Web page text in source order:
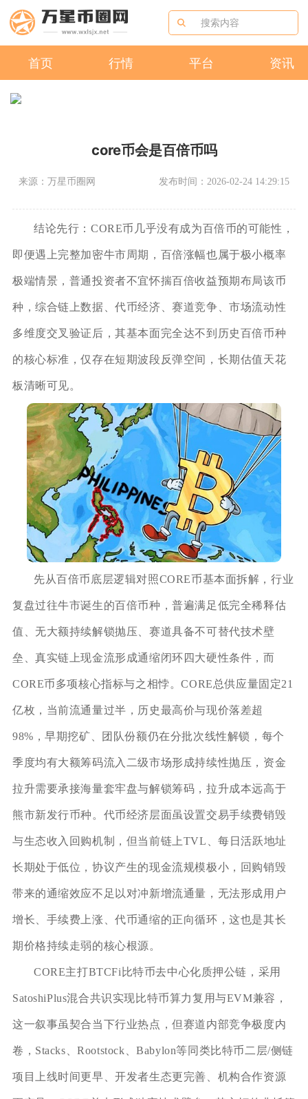
首页 行情 平台 资讯
core币会是百倍币吗
来源：万星币圈网 发布时间：2026-02-24 14:29:15
结论先行：CORE币几乎没有成为百倍币的可能性，
即便遇上完整加密牛市周期，百倍涨幅也属于极小概率
极端情景，普通投资者不宜怀揣百倍收益预期布局该币
种，综合链上数据、代币经济、赛道竞争、市场流动性
多维度交叉验证后，其基本面完全达不到历史百倍币种
的核心标准，仅存在短期波段反弹空间，长期估值天花
板清晰可见。
先从百倍币底层逻辑对照CORE币基本面拆解，行业
复盘过往牛市诞生的百倍币种，普遍满足低完全稀释估
值、无大额持续解锁抛压、赛道具备不可替代技术壁
垒、真实链上现金流形成通缩闭环四大硬性条件，而
CORE币多项核心指标与之相悖。CORE总供应量固定21
亿枚，当前流通量过半，历史最高价与现价落差超
98%，早期挖矿、团队份额仍在分批次线性解锁，每个
季度均有大额筹码流入二级市场形成持续性抛压，资金
拉升需要承接海量套牢盘与解锁筹码，拉升成本远高于
熊市新发行币种。代币经济层面虽设置交易手续费销毁
与生态收入回购机制，但当前链上TVL、每日活跃地址
长期处于低位，协议产生的现金流规模极小，回购销毁
带来的通缩效应不足以对冲新增流通量，无法形成用户
增长、手续费上涨、代币通缩的正向循环，这也是其长
期价格持续走弱的核心根源。
CORE主打BTCFi比特币去中心化质押公链，采用
SatoshiPlus混合共识实现比特币算力复用与EVM兼容，
这一叙事虽契合当下行业热点，但赛道内部竞争极度内
卷，Stacks、Rootstock、Babylon等同类比特币二层/侧链
项目上线时间更早、开发者生态更完善、机构合作资源